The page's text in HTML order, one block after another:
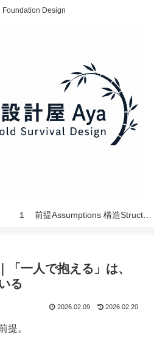
Foundation Design
「一人で抱える」は、
る
2026.02.09 2026.02.20
提。